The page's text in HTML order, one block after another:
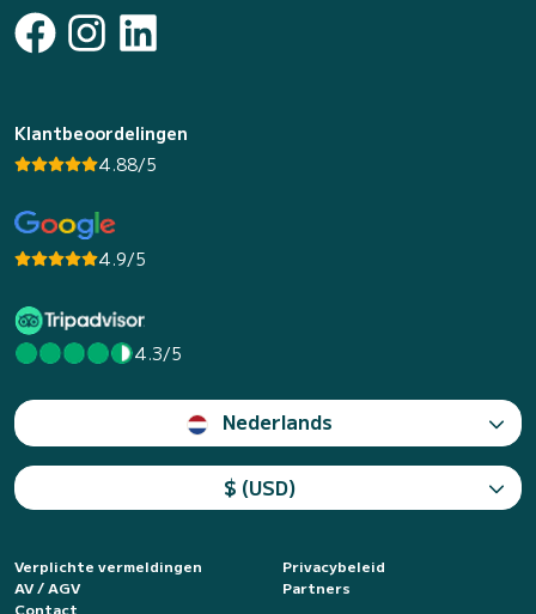
Klantbeoordelingen
4.88/5
4.9/5
4.3/5
Nederlands
$ (USD)
Verplichte vermeldingen
Privacybeleid
AV / AGV
Partners
Contact